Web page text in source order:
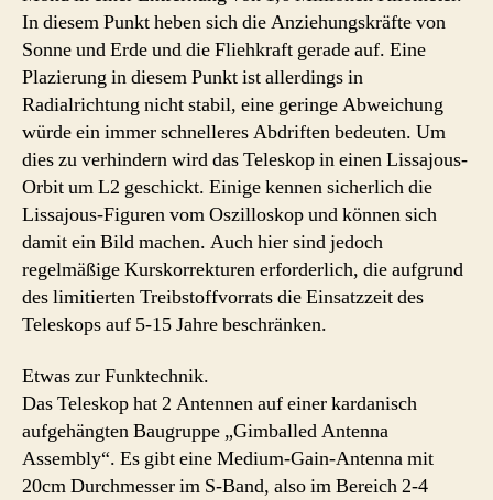
In diesem Punkt heben sich die Anziehungskräfte von
Sonne und Erde und die Fliehkraft gerade auf. Eine
Plazierung in diesem Punkt ist allerdings in
Radialrichtung nicht stabil, eine geringe Abweichung
würde ein immer schnelleres Abdriften bedeuten. Um
dies zu verhindern wird das Teleskop in einen Lissajous-
Orbit um L2 geschickt. Einige kennen sicherlich die
Lissajous-Figuren vom Oszilloskop und können sich
damit ein Bild machen. Auch hier sind jedoch
regelmäßige Kurskorrekturen erforderlich, die aufgrund
des limitierten Treibstoffvorrats die Einsatzzeit des
Teleskops auf 5-15 Jahre beschränken.
Etwas zur Funktechnik.
Das Teleskop hat 2 Antennen auf einer kardanisch
aufgehängten Baugruppe „Gimballed Antenna
Assembly“. Es gibt eine Medium-Gain-Antenna mit
20cm Durchmesser im S-Band, also im Bereich 2-4